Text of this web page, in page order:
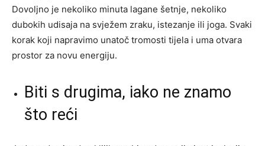
Dovoljno je nekoliko minuta lagane šetnje, nekoliko
dubokih udisaja na svježem zraku, istezanje ili joga. Svaki
korak koji napravimo unatoč tromosti tijela i uma otvara
prostor za novu energiju.
Biti s drugima, iako ne znamo
što reći